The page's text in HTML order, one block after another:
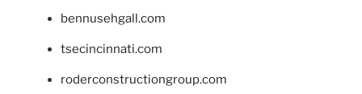
bennusehgall.com
tsecincinnati.com
roderconstructiongroup.com